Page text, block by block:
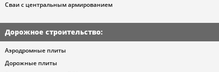
Сваи с центральным армированием
Дорожное строительство:
Аэродромные плиты
Дорожные плиты